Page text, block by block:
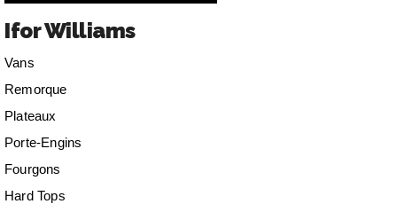
Ifor Williams
Vans
Remorque
Plateaux
Porte-Engins
Fourgons
Hard Tops